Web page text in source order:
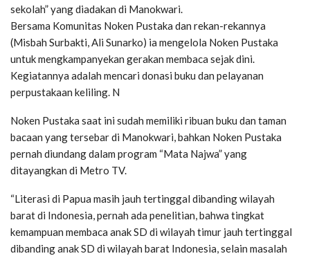
sekolah” yang diadakan di Manokwari.
Bersama Komunitas Noken Pustaka dan rekan-rekannya
(Misbah Surbakti, Ali Sunarko) ia mengelola Noken Pustaka
untuk mengkampanyekan gerakan membaca sejak dini.
Kegiatannya adalah mencari donasi buku dan pelayanan
perpustakaan keliling. N
Noken Pustaka saat ini sudah memiliki ribuan buku dan taman
bacaan yang tersebar di Manokwari, bahkan Noken Pustaka
pernah diundang dalam program “Mata Najwa” yang
ditayangkan di Metro TV.
“Literasi di Papua masih jauh tertinggal dibanding wilayah
barat di Indonesia, pernah ada penelitian, bahwa tingkat
kemampuan membaca anak SD di wilayah timur jauh tertinggal
dibanding anak SD di wilayah barat Indonesia, selain masalah